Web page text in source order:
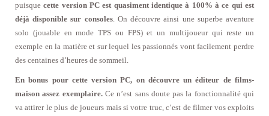
puisquecette version PC est quasiment identique à 100% à ce qui est
déjà disponible sur consoles. On découvre ainsi une superbe aventure
solo (jouable en mode TPS ou FPS) et un multijoueur qui reste un
exemple en la matière et sur lequel les passionnés vont facilement perdre
des centaines d’heures de sommeil.
En bonus pour cette version PC, on découvre un éditeur de films-
maison assez exemplaire.Ce n’est sans doute pas la fonctionnalité qui
va attirer le plus de joueurs mais si votre truc, c’est de filmer vos exploits